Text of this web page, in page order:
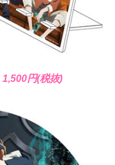
1,500円(税抜)